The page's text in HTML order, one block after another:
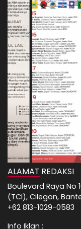
ALAMAT REDAKSI
Boulevard Raya No
(TCI), Cilegon,
+62 813-1029-0583
Info Iklan :